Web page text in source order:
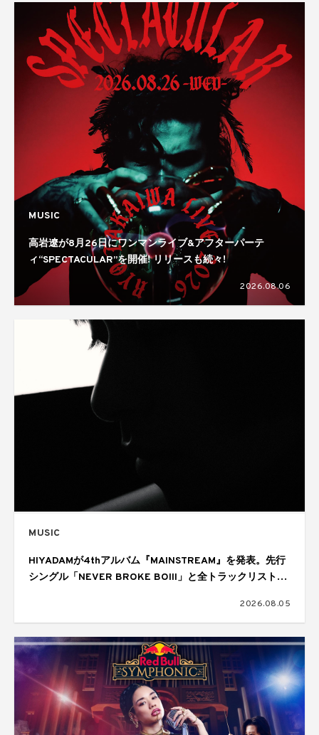
MUSIC
高岩遼が8月26日にワンマンライブ&アフターパーテ
ィ“SPECTACULAR”を開催! リリースも続々!
2026.08.06
MUSIC
HIYADAMが4thアルバム『MAINSTREAM』を発表。先行
シングル「NEVER BROKE BOIII」と全トラックリストを
2026.08.05